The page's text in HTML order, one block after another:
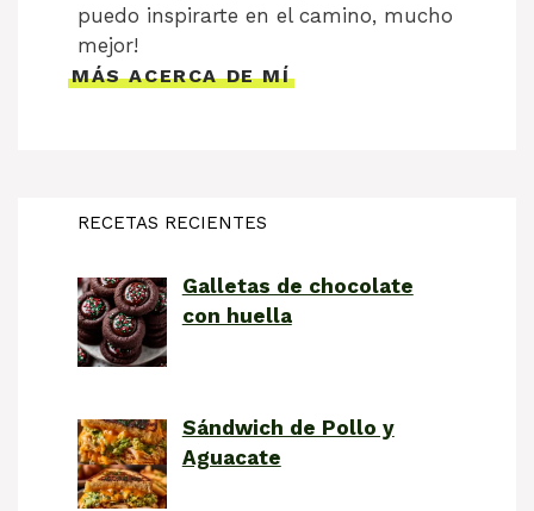
puedo inspirarte en el camino, mucho
mejor!
MÁS ACERCA DE MÍ
RECETAS RECIENTES
Galletas de chocolate
con huella
Sándwich de Pollo y
Aguacate